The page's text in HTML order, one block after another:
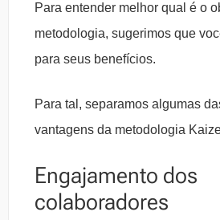
Para entender melhor qual é o
metodologia, sugerimos que
para seus benefícios.
Para tal, separamos algumas
vantagens da metodologia
Engajamento dos
colaboradores